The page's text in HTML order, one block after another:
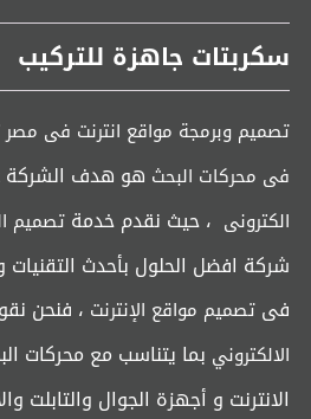
سكربتات جاهزة للتركيب
تصميم وبرمجة مواقع انترنت فى مصر
فى محركات البحث هو هدف الشركة
الكترونى ، حيث نقدم خدمة تصميم
شركة افضل الحلول بأحدث التقنيات
فى تصميم مواقع الإنترنت ، فنحن
الالكتروني بما يتناسب مع محركات
الانترنت و أجهزة الجوال والتابلت